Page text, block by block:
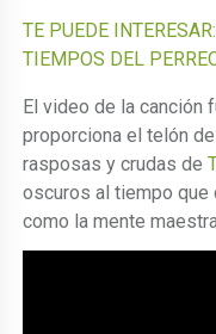
TE PUEDE
TIEMPOS DEL
El video de la canción
proporciona el telón
rasposas y crudas de
oscuros al tiempo
como la mente